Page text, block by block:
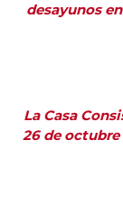
desayunos
La Casa
26 de octubre